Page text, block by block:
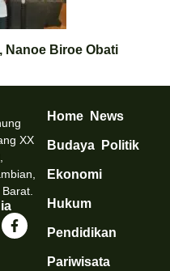
Nanoe Biroe Obati
XX
Home News
Budaya Politik
Ekonomi
Hukum
Pendidikan
Pariwisata